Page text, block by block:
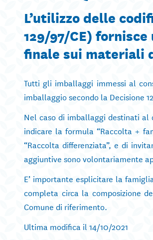
L’utilizzo delle
129/97/CE)
finale sui materiali
Tutti gli imballaggi immessi al
imballaggio secondo la Decisione
Nel caso di imballaggi destinati al
indicare la formula “Raccolta +
“Raccolta differenziata”, e di
aggiuntive sono volontariamente
E’ importante esplicitare la
completa circa la composizione
Comune di riferimento.
Ultima modifica il 14/10/2021